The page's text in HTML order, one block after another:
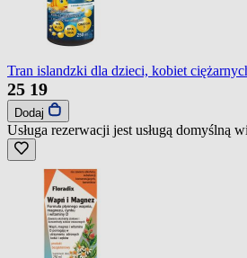
Tran islandzki dla dzieci, kobiet
25 19
Dodaj
Usługa rezerwacji jest usługą domyślną